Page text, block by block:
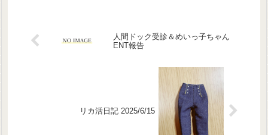
人間ドック受診＆めいっ子ちゃん
ENT報告
リカ活日記 2025/6/15